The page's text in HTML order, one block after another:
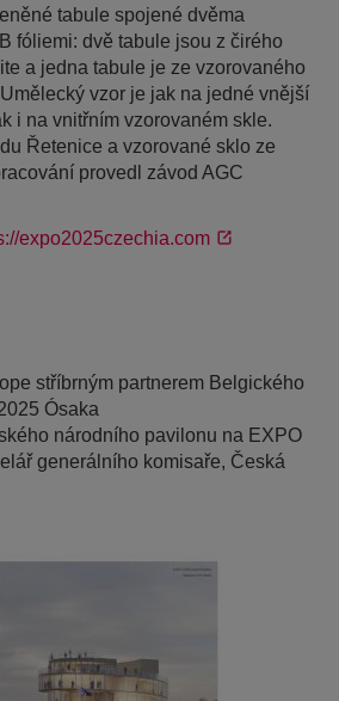
tabule spojené dvěma
fóliemi: dvě tabule jsou z čirého
a jedna tabule je ze vzorovaného
vzor je jak na jedné vnější
i na vnitřním vzorovaném skle.
Řetenice a vzorované sklo ze
provedl závod AGC
expo2025czechia.com
stříbrným partnerem Belgického
Ósaka
národního pavilonu na EXPO
generálního komisaře, Česká